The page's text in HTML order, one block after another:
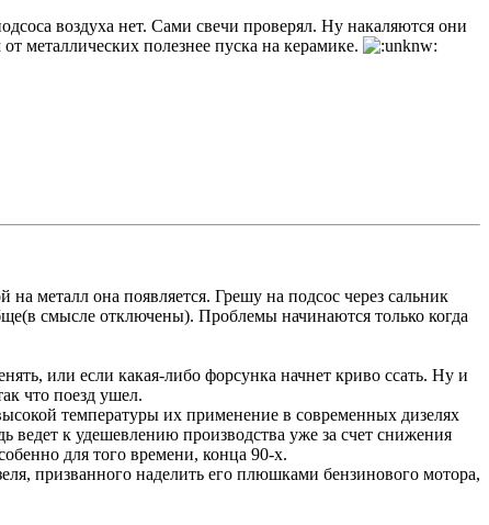
воздуха нет. Сами свечи проверял. Ну накаляются они
металлических полезнее пуска на керамике.
металл она появляется. Грешу на подсос через сальник
смысле отключены). Проблемы начинаются только когда
или если какая-либо форсунка начнет криво ссать. Ну и
что поезд ушел.
температуры их применение в современных дизелях
к удешевлению производства уже за счет снижения
для того времени, конца 90-х.
призванного наделить его плюшками бензинового мотора,